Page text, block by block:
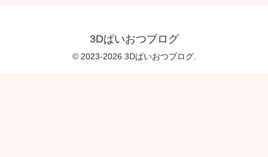
3Dぱいおつブログ
© 2023-2026 3Dぱいおつブログ.